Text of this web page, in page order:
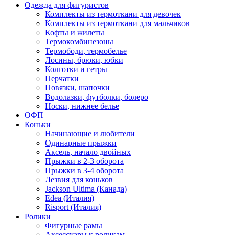
Одежда для фигуристов
Комплекты из термоткани для девочек
Комплекты из термоткани для мальчиков
Кофты и жилеты
Термокомбинезоны
Термободи, термобелье
Лосины, брюки, юбки
Колготки и гетры
Перчатки
Повязки, шапочки
Водолазки, футболки, болеро
Носки, нижнее белье
ОФП
Коньки
Начинающие и любители
Одинарные прыжки
Аксель, начало двойных
Прыжки в 2-3 оборота
Прыжки в 3-4 оборота
Лезвия для коньков
Jackson Ultima (Канада)
Edea (Италия)
Risport (Италия)
Ролики
Фигурные рамы